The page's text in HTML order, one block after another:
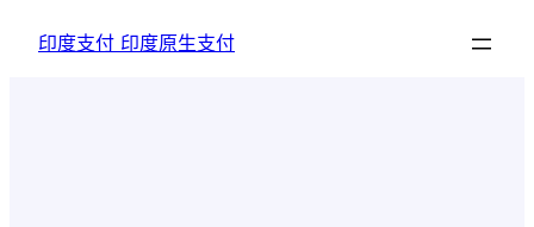
印度支付 印度原生支付